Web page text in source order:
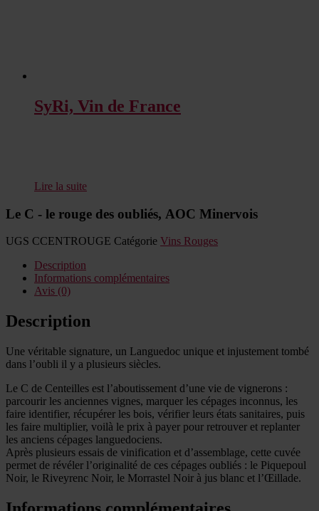
SyRi, Vin de France
Lire la suite
Le C - le rouge des oubliés, AOC Minervois
UGS CCENTROUGE Catégorie Vins Rouges
Description
Informations complémentaires
Avis (0)
Description
Une véritable signature, un Languedoc unique et injustement tombé
dans l’oubli il y a plusieurs siècles.
Le C de Centeilles est l’aboutissement d’une vie de vignerons :
parcourir les anciennes vignes, marquer les cépages inconnus, les
faire identifier, récupérer les bois, vérifier leurs états sanitaires, puis
les faire multiplier, voilà le prix à payer pour retrouver et replanter
les anciens cépages languedociens.
Après plusieurs essais de vinification et d’assemblage, cette cuvée
permet de révéler l’originalité de ces cépages oubliés : le Piquepoul
Noir, le Riveyrenc Noir, le Morrastel Noir à jus blanc et l’Œillade.